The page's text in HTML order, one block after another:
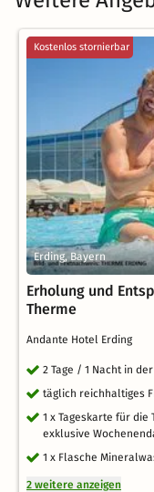
Kostenlos stornierbar
Erding, Bayern
Erholung und
Therme
Andante Hotel Erding
2 Tage / 1 Nacht in
täglich reichhaltiges
1 x Tageskarte für
exklusive
1 x Flasche
2 weitere anzeigen